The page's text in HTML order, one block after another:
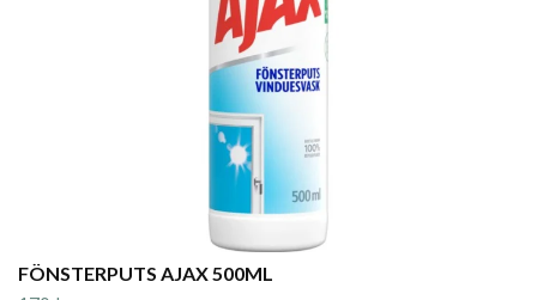
FÖNSTERPUTS AJAX 500ML